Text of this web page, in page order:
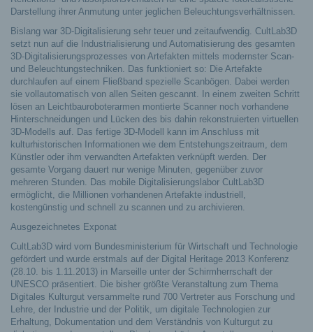
Darstellung ihrer Anmutung unter jeglichen Beleuchtungsverhältnissen.
Bislang war 3D-Digitalisierung sehr teuer und zeitaufwendig. CultLab3D
setzt nun auf die Industrialisierung und Automatisierung des gesamten
3D-Digitalisierungsprozesses von Artefakten mittels modernster Scan-
und Beleuchtungstechniken. Das funktioniert so: Die Artefakte
durchlaufen auf einem Fließband spezielle Scanbögen. Dabei werden
sie vollautomatisch von allen Seiten gescannt. In einem zweiten Schritt
lösen an Leichtbauroboterarmen montierte Scanner noch vorhandene
Hinterschneidungen und Lücken des bis dahin rekonstruierten virtuellen
3D-Modells auf. Das fertige 3D-Modell kann im Anschluss mit
kulturhistorischen Informationen wie dem Entstehungszeitraum, dem
Künstler oder ihm verwandten Artefakten verknüpft werden. Der
gesamte Vorgang dauert nur wenige Minuten, gegenüber zuvor
mehreren Stunden. Das mobile Digitalisierungslabor CultLab3D
ermöglicht, die Millionen vorhandenen Artefakte industriell,
kostengünstig und schnell zu scannen und zu archivieren.
Ausgezeichnetes Exponat
CultLab3D wird vom Bundesministerium für Wirtschaft und Technologie
gefördert und wurde erstmals auf der Digital Heritage 2013 Konferenz
(28.10. bis 1.11.2013) in Marseille unter der Schirmherrschaft der
UNESCO präsentiert. Die bisher größte Veranstaltung zum Thema
Digitales Kulturgut versammelte rund 700 Vertreter aus Forschung und
Lehre, der Industrie und der Politik, um digitale Technologien zur
Erhaltung, Dokumentation und dem Verständnis von Kulturgut zu